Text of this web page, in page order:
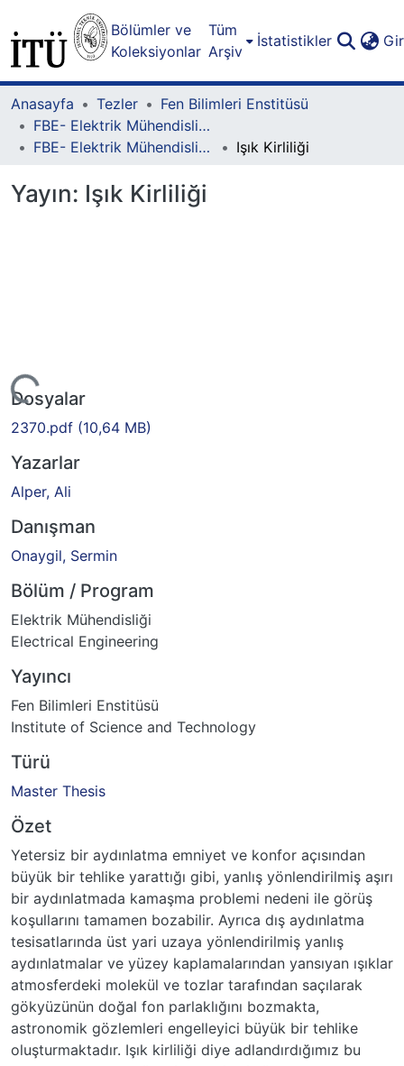
Bölümler ve
Koleksiyonlar
Tüm
Arşiv
İstatistikler
Anasayfa Tezler
Fen Bilimleri Enstitüsü
FBE- Elektrik Mühendisliği Lisansüstü Programı
FBE- Elektrik Mühendisliği Lisansüstü Programı - Yüksek Lisans
Işık Kirliliği
Yayın: Işık Kirliliği
Dosyalar
2370.pdf (10,64 MB)
Yazarlar
Alper, Ali
Danışman
Onaygil, Sermin
Bölüm / Program
Elektrik Mühendisliği
Electrical Engineering
Yayıncı
Fen Bilimleri Enstitüsü
Institute of Science and Technology
Türü
Master Thesis
Özet
Yetersiz bir aydınlatma emniyet ve konfor açısından
büyük bir tehlike yarattığı gibi, yanlış yönlendirilmiş aşırı
bir aydınlatmada kamaşma problemi nedeni ile görüş
koşullarını tamamen bozabilir. Ayrıca dış aydınlatma
tesisatlarında üst yari uzaya yönlendirilmiş yanlış
aydınlatmalar ve yüzey kaplamalarından yansıyan ışıklar
atmosferdeki molekül ve tozlar tarafından saçılarak
gökyüzünün doğal fon parlaklığını bozmakta,
astronomik gözlemleri engelleyici büyük bir tehlike
oluşturmaktadır. Işık kirliliği diye adlandırdığımız bu